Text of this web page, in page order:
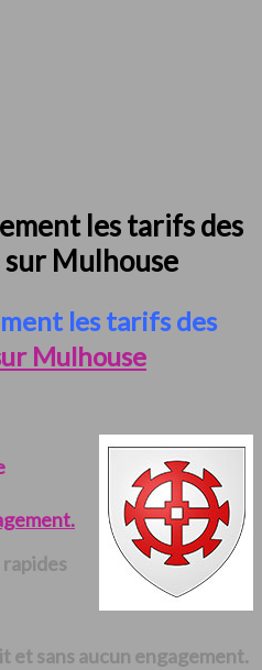
les tarifs des
sur Mulhouse
les tarifs des
Mulhouse
et sans aucun engagement.